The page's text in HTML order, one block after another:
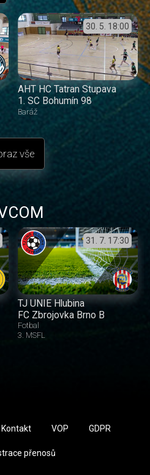
30. 5. 18:00
AHT HC Tatran Stupava
1. SC Bohumín 98
Baráž
vše
31. 7. 17:30
TJ UNIE Hlubina
FC Zbrojovka Brno B
Fotbal
3. MSFL
Kontakt VOP GDPR
přenosů